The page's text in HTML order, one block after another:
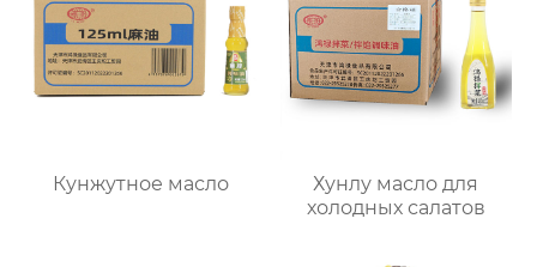
Кунжутное масло
Хунлу масло для
холодных салатов